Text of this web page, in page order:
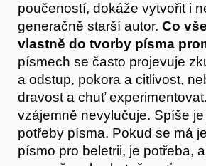
Akce
poučeností, dokáže vytvořit i
generačně starší autor. Co
vlastně do tvorby písma
písmech se často projevuje
a odstup, pokora a citlivost,
dravost a chuť
vzájemně nevylučuje. Spíše
potřeby písma. Pokud se má
písmo pro beletrii, je potřeba,